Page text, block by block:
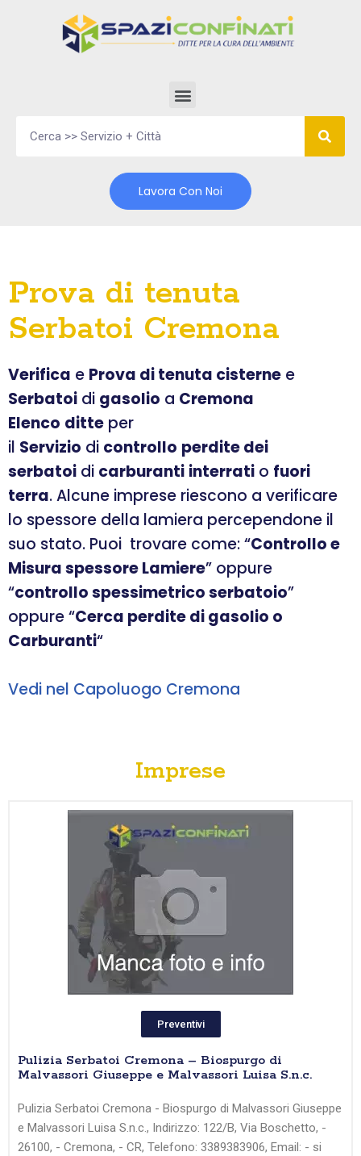
Lavora Con Noi
Prova di tenuta
Serbatoi Cremona
Verifica e Prova di tenuta cisterne e
Serbatoi di gasolio a Cremona
Elenco ditte per
il Servizio di controllo perdite dei
serbatoi di carburanti interrati o fuori
terra. Alcune imprese riescono a verificare
lo spessore della lamiera percependone il
suo stato. Puoi trovare come: “Controllo e
Misura spessore Lamiere” oppure
“controllo spessimetrico serbatoio”
oppure “Cerca perdite di gasolio o
Carburanti“
Vedi nel Capoluogo Cremona
Imprese
Preventivi
Pulizia Serbatoi Cremona – Biospurgo di
Malvassori Giuseppe e Malvassori Luisa S.n.c.
Pulizia Serbatoi Cremona - Biospurgo di Malvassori Giuseppe
e Malvassori Luisa S.n.c., Indirizzo: 122/B, Via Boschetto, -
26100, - Cremona, - CR, Telefono: 3389383906, Email: - si